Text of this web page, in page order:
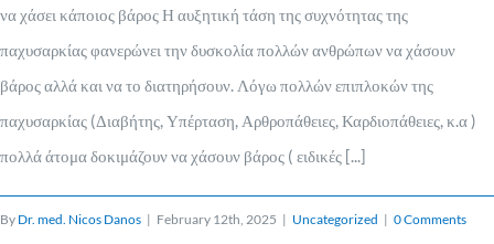
να χάσει κάποιος βάρος Η αυξητική τάση της συχνότητας της
παχυσαρκίας φανερώνει την δυσκολία πολλών ανθρώπων να χάσουν
βάρος αλλά και να το διατηρήσουν. Λόγω πολλών επιπλοκών της
παχυσαρκίας (Διαβήτης, Υπέρταση, Αρθροπάθειες, Καρδιοπάθειες, κ.α )
πολλά άτομα δοκιμάζουν να χάσουν βάρος ( ειδικές [...]
By Dr. med. Nicos Danos | February 12th, 2025 | Uncategorized | 0 Comments